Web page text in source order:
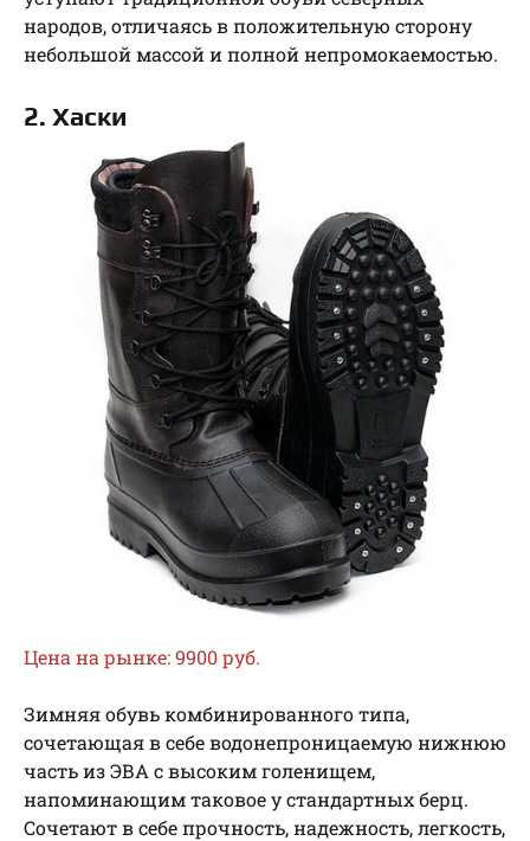
народов, отличаясь в положительную сторону
небольшой массой и полной непромокаемостью.
2. Хаски
Цена на рынке: 9900 руб.
Зимняя обувь комбинированного типа,
сочетающая в себе водонепроницаемую нижнюю
часть из ЭВА с высоким голенищем,
напоминающим таковое у стандартных берц.
Сочетают в себе прочность, надежность, легкость,